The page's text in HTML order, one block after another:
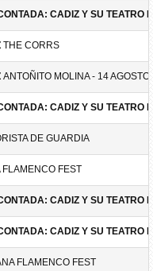
CADIZ Y SU TEATRO
THE CORRS
ANTOÑITO MOLINA - 14 AGOSTO
CADIZ Y SU TEATRO
DE GUARDIA
FLAMENCO FEST
CADIZ Y SU TEATRO
CADIZ Y SU TEATRO
FLAMENCO FEST